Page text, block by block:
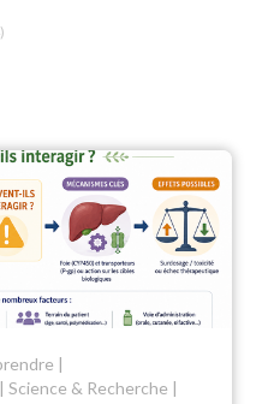
Science & Recherche